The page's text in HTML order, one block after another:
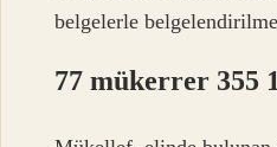
belgelerle
77 mükerrer 355